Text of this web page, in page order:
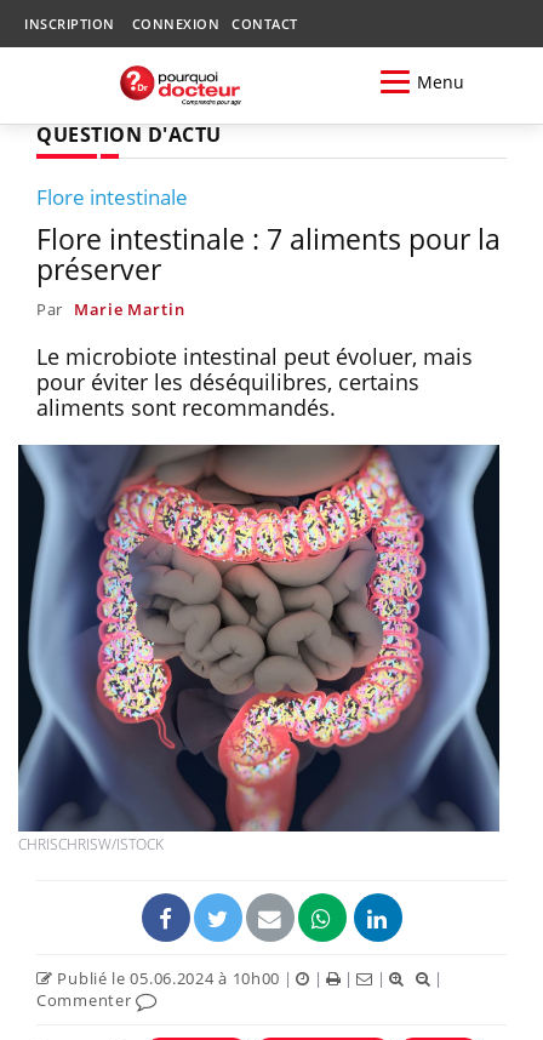
INSCRIPTION CONNEXION CONTACT
Menu
QUESTION D'ACTU
Flore intestinale
Flore intestinale : 7 aliments pour la
préserver
Par Marie Martin
Le microbiote intestinal peut évoluer, mais
pour éviter les déséquilibres, certains
aliments sont recommandés.
CHRISCHRISW/ISTOCK
Publié le 05.06.2024 à 10h00 | | | |
|
Commenter